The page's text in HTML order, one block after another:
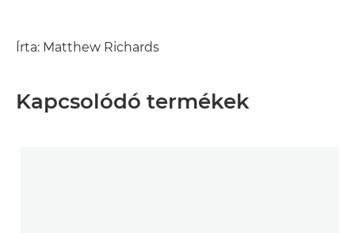
Írta: Matthew Richards
Kapcsolódó termékek